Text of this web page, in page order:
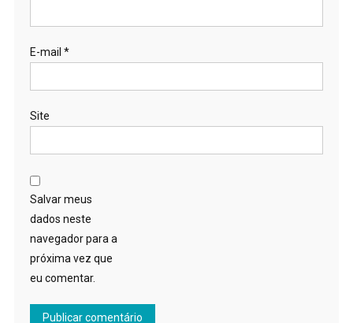
E-mail *
Site
Salvar meus
dados neste
navegador para a
próxima vez que
eu comentar.